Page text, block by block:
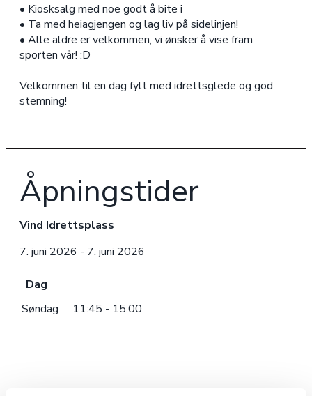
• Kiosksalg med noe godt å bite i
• Ta med heiagjengen og lag liv på sidelinjen!
• Alle aldre er velkommen, vi ønsker å vise fram
sporten vår! :D
Velkommen til en dag fylt med idrettsglede og god
stemning!
Åpningstider
Vind Idrettsplass
7. juni 2026 - 7. juni 2026
Dag
Søndag
11:45 - 15:00